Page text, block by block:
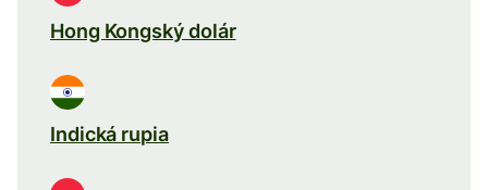
Hong Kongský dolár
Indická rupia